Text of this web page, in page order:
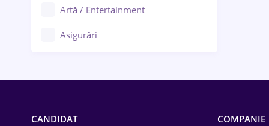
Artă / Entertainment
Asigurări
CANDIDAT COMPANIE